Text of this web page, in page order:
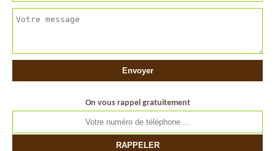
On vous rappel gratuitement